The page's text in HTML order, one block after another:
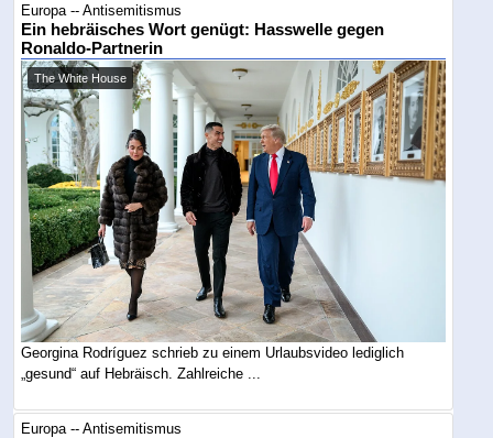
Europa -- Antisemitismus
Ein hebräisches Wort genügt: Hasswelle gegen
Ronaldo-Partnerin
The White House
Georgina Rodríguez schrieb zu einem Urlaubsvideo lediglich
„gesund“ auf Hebräisch. Zahlreiche ...
Europa -- Antisemitismus